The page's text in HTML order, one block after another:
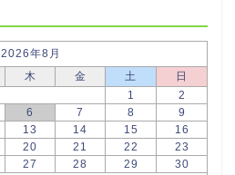
2026年8月
木 金 土
日
1
2
6 7 8
9
13 14 15
16
20 21 22
23
27 28 29
30